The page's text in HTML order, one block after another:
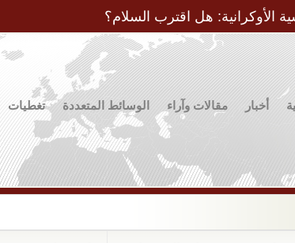
الأوكرانية: هل اقترب السلام؟
أخبار مقالات وآراء الوسائط المتعددة تغطيات